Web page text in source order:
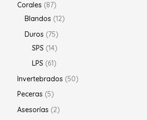
Corales
87
Blandos 12
Duros
75
SPS 14
LPS 61
Invertebrados
50
Peceras
5
Asesorías
2